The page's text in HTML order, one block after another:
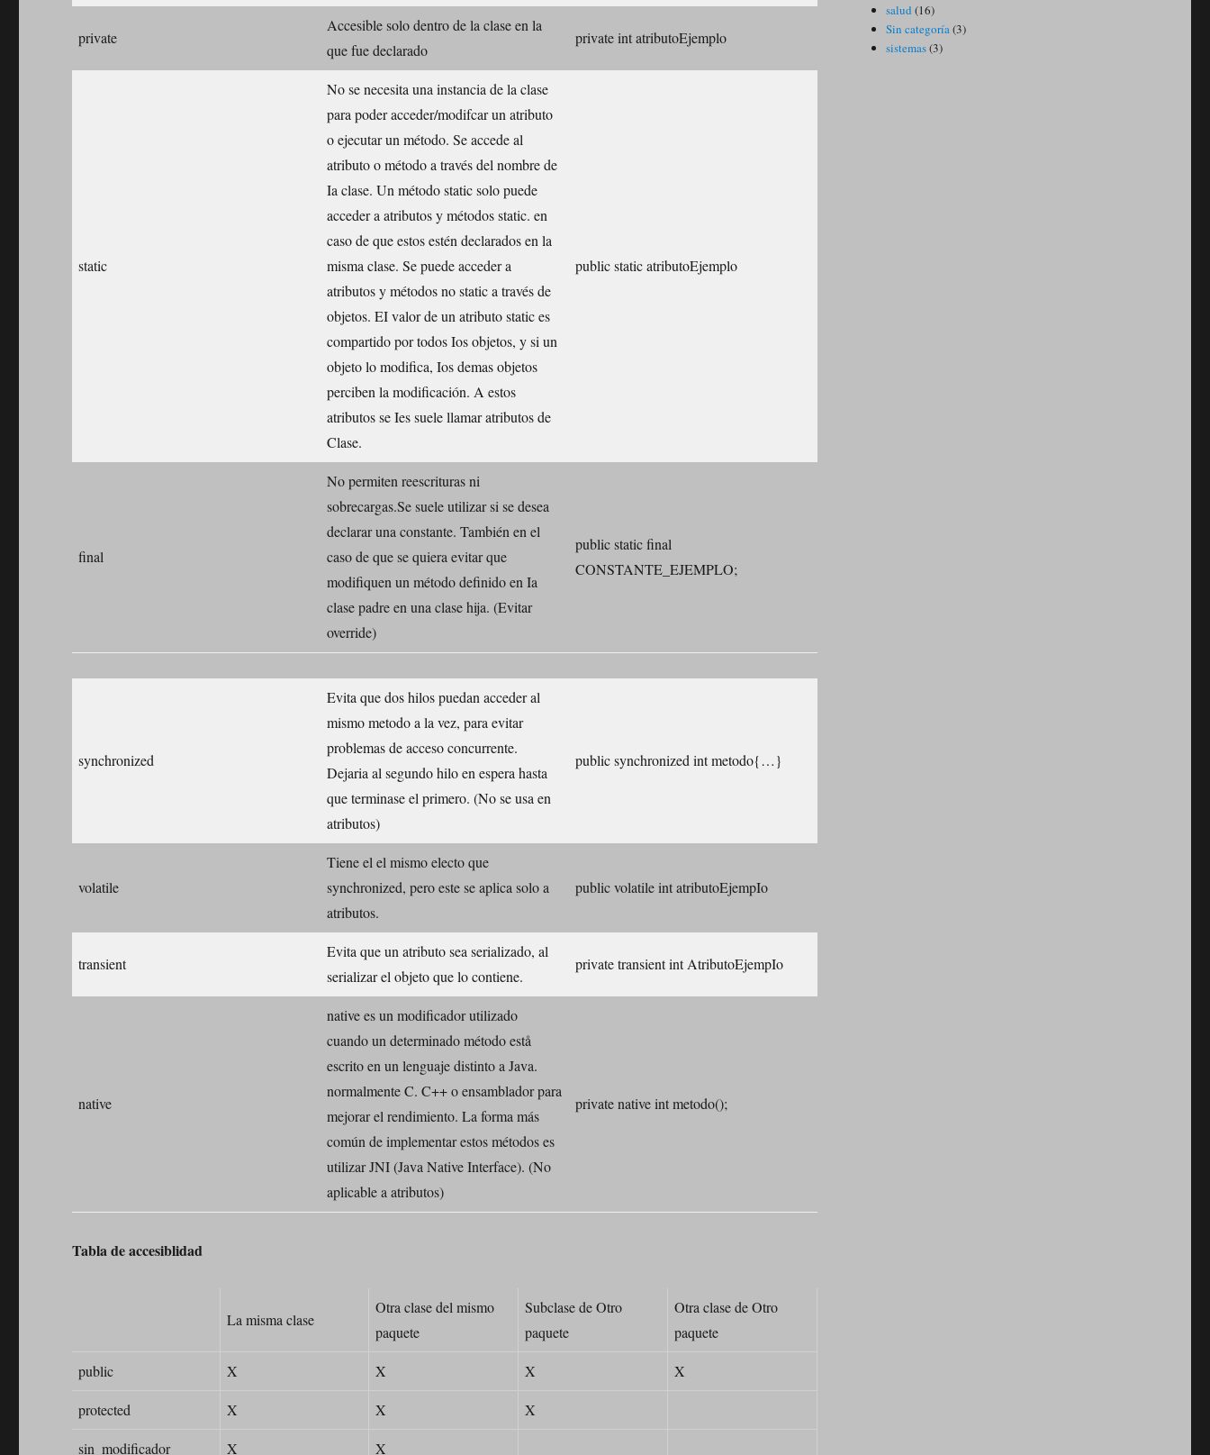
private
Accesible solo dentro de la clase en la
que fue declarado
private int atributoEjemplo
static
No se necesita una instancia de la clase
para poder acceder/modifcar un atributo
o ejecutar un método. Se accede al
atributo o método a través del nombre de
Ia clase. Un método static solo puede
acceder a atributos y métodos static. en
caso de que estos estén declarados en la
misma clase. Se puede acceder a
atributos y métodos no static a través de
objetos. EI valor de un atributo static es
compartido por todos Ios objetos, y si un
objeto lo modifica, Ios demas objetos
perciben la modificación. A estos
atributos se Ies suele llamar atributos de
Clase.
public static atributoEjemplo
final
No permiten reescrituras ni
sobrecargas.Se suele utilizar si se desea
declarar una constante. También en el
caso de que se quiera evitar que
modifiquen un método definido en Ia
clase padre en una clase hija. (Evitar
override)
public static final
CONSTANTE_EJEMPLO;
synchronized
Evita que dos hilos puedan acceder al
mismo metodo a la vez, para evitar
problemas de acceso concurrente.
Dejaria al segundo hilo en espera hasta
que terminase el primero. (No se usa en
atributos)
public synchronized int metodo{…}
volatile
Tiene el el mismo electo que
synchronized, pero este se aplica solo a
atributos.
public volatile int atributoEjempIo
transient
Evita que un atributo sea serializado, al
serializar el objeto que lo contiene.
private transient int AtributoEjempIo
native
native es un modificador utilizado
cuando un determinado método estå
escrito en un lenguaje distinto a Java.
normalmente C. C++ o ensamblador para
mejorar el rendimiento. La forma más
común de implementar estos métodos es
utilizar JNI (Java Native Interface). (No
aplicable a atributos)
private native int metodo();
Tabla de accesiblidad
La misma clase
Otra clase del mismo
paquete
Subclase de Otro
paquete
Otra clase de Otro
paquete
public X X X X
protected X X X
sin_modificador X X
salud (16)
Sin categoría(3)
sistemas(3)